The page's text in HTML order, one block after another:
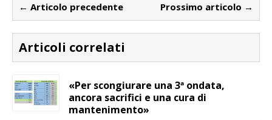
← Articolo precedente Prossimo articolo →
Articoli correlati
«Per scongiurare una 3ª ondata,
ancora sacrifici e una cura di
mantenimento»